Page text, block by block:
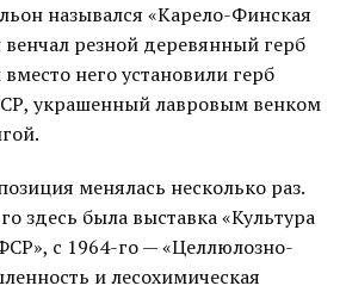
назывался «Карело-Финская
резной деревянный герб
него установили герб
украшенный лавровым венком
менялась несколько раз.
здесь была выставка «Культура
с 1964-го — «Целлюлозно-
и лесохимическая